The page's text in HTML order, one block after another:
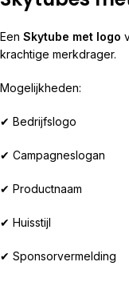
Een Skytube met logo
krachtige merkdrager.
Mogelijkheden:
✔ Bedrijfslogo
✔ Campagneslogan
✔ Productnaam
✔ Huisstijl
✔ Sponsorvermelding